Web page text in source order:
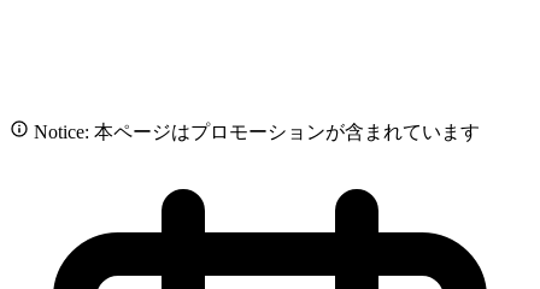
Notice: 本ページはプロモーションが含まれています